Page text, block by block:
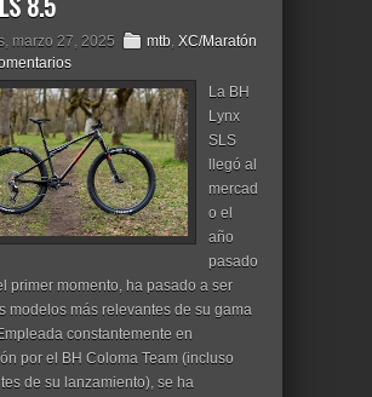
marzo 27, 2025 mtb, XC/Maratón
La BH
Lynx
SLS
llegó al
mercad
o el
año
pasado
primer momento, ha pasado a ser
modelos más relevantes de su gama
constantemente en
por el BH Coloma Team (incluso
de su lanzamiento), se ha